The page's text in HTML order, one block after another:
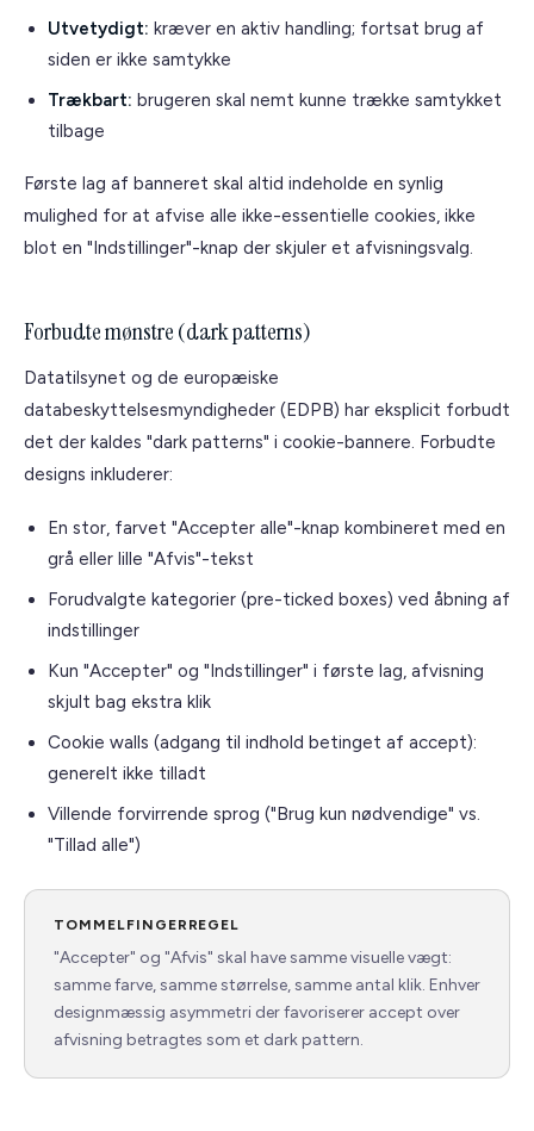
Utvetydigt: kræver en aktiv handling; fortsat brug af
siden er ikke samtykke
Trækbart: brugeren skal nemt kunne trække samtykket
tilbage
Første lag af banneret skal altid indeholde en synlig
mulighed for at afvise alle ikke-essentielle cookies, ikke
blot en "Indstillinger"-knap der skjuler et afvisningsvalg.
Forbudte mønstre (dark patterns)
Datatilsynet og de europæiske
databeskyttelsesmyndigheder (EDPB) har eksplicit forbudt
det der kaldes "dark patterns" i cookie-bannere. Forbudte
designs inkluderer:
En stor, farvet "Accepter alle"-knap kombineret med en
grå eller lille "Afvis"-tekst
Forudvalgte kategorier (pre-ticked boxes) ved åbning af
indstillinger
Kun "Accepter" og "Indstillinger" i første lag, afvisning
skjult bag ekstra klik
Cookie walls (adgang til indhold betinget af accept):
generelt ikke tilladt
Villende forvirrende sprog ("Brug kun nødvendige" vs.
"Tillad alle")
TOMMELFINGERREGEL
"Accepter" og "Afvis" skal have samme visuelle vægt:
samme farve, samme størrelse, samme antal klik. Enhver
designmæssig asymmetri der favoriserer accept over
afvisning betragtes som et dark pattern.